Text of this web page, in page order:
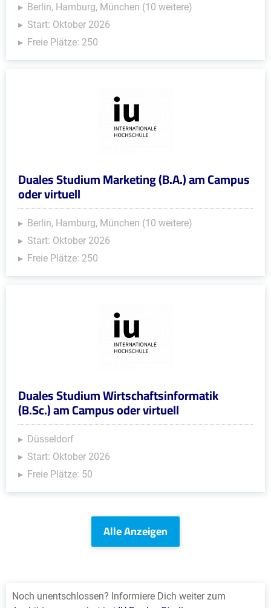
Berlin, Hamburg, München (10 weitere)
Start: Oktober 2026
Freie Plätze: 250
Duales Studium Marketing (B.A.) am Campus
oder virtuell
Berlin, Hamburg, München (10 weitere)
Start: Oktober 2026
Freie Plätze: 250
Duales Studium Wirtschaftsinformatik
(B.Sc.) am Campus oder virtuell
Düsseldorf
Start: Oktober 2026
Freie Plätze: 50
Alle Anzeigen
Noch unentschlossen? Informiere Dich weiter zum